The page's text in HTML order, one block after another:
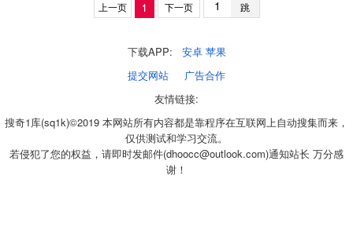
上一页 1 下一页 跳
下载APP: 安卓 苹果
提交网站
广告合作
友情链接:
搜奇1库(sq1k)©2019 本网站所有内容都是靠程序在互联网上自动搜集而来，
仅供测试和学习交流。
若侵犯了您的权益，请即时发邮件(dhoocc@outlook.com)通知站长 万分感
谢！